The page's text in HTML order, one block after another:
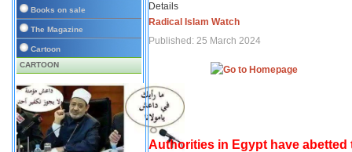
Books on sale
The Magazine
Cartoon
CARTOON
Details
Radical Islam Watch
Published: 25 March 2024
Authorities in Egypt have